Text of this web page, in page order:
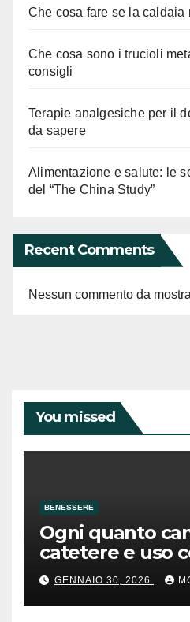
Che cosa fare se la caldaia
Che cosa sono i trucioli
consigli
Terapie analgesiche per il
da sapere
Alimentazione e salute: le
del “The China Study”
Recent Comments
Nessun commento da
You missed
BENESSERE
Ogni quanto
catetere e uso
GENNAIO 30, 2026